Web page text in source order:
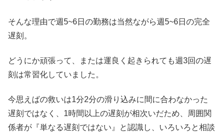
そんな理由で週5~6日の勤務は当然ながら週5~6日の完全
遅刻。
どうにか頑張って、または運良く起きられても週3回の遅
刻は常習化していました。
今思えばの救いは1分2分の滑り込みに間に合わなかった
遅刻ではなく、1時間以上の遅刻が相次いだため、周囲関
係者が『単なる遅刻ではない』と認識し、いろいろと相談